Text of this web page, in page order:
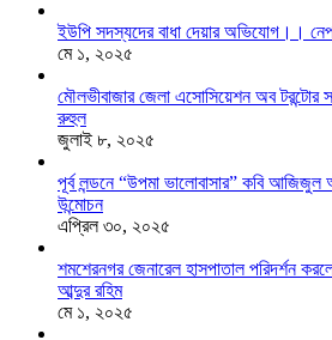
ইউপি সদস্যদের বাধা দেয়ার অভিযোগ।।
মে ১, ২০২৫
মৌলভীবাজার জেলা এসোসিয়েশন অব টরন্টোর
রুহুল
জুলাই ৮, ২০২৫
পূর্ব লন্ডনে “উপমা ভালোবাসার” কবি
উন্মোচন
এপ্রিল ৩০, ২০২৫
শমশেরনগর জেনারেল হাসপাতাল পরিদর্শন
আব্দুর রহিম
মে ১, ২০২৫